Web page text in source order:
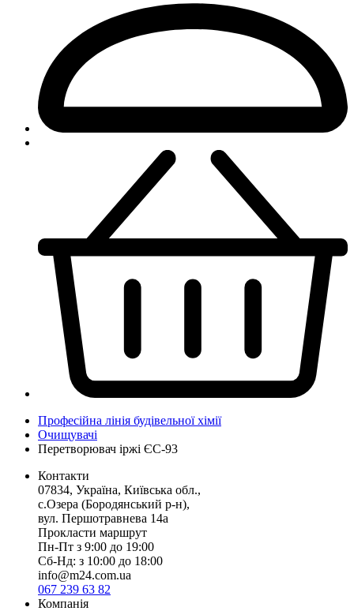
Професійна лінія будівельної хімії
Очищувачі
Перетворювач іржі ЄС-93
Контакти
07834, Україна, Київська обл.,
с.Озера (Бородянський р-н),
вул. Першотравнева 14а
Прокласти маршрут
Пн-Пт з 9:00 до 19:00
Сб-Нд: з 10:00 до 18:00
info@m24.com.ua
067 239 63 82
Компанія